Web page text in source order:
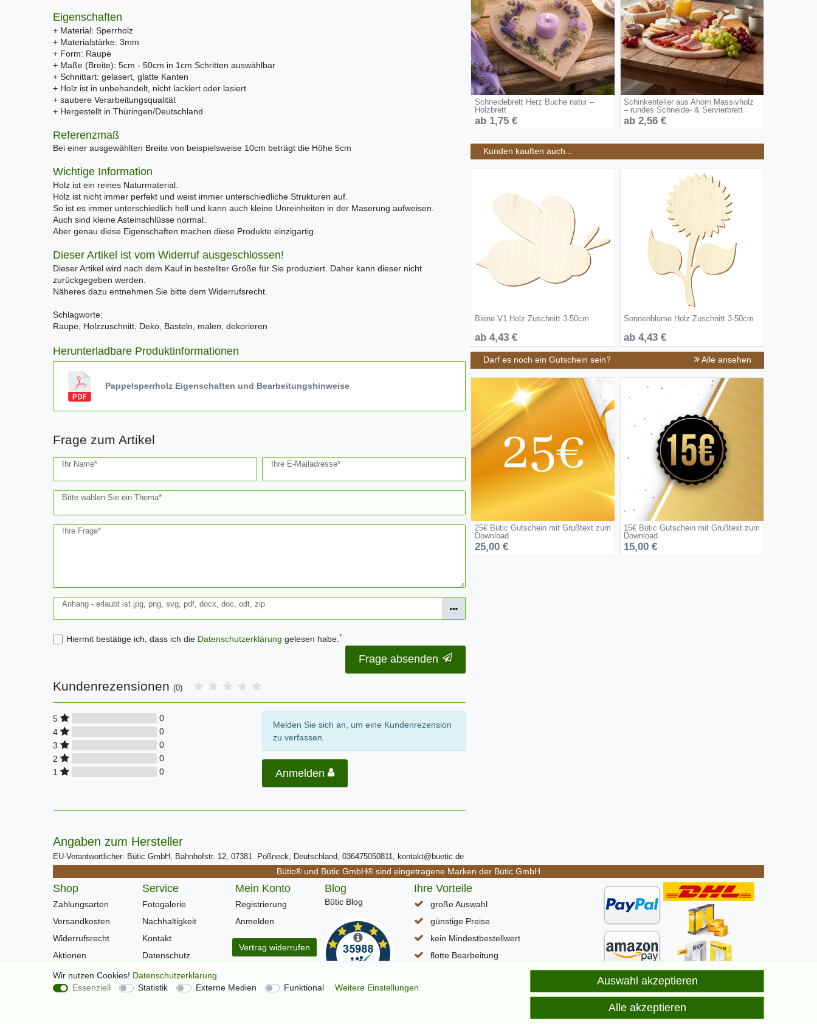
Eigenschaften
+ Material: Sperrholz
+ Materialstärke: 3mm
+ Form: Raupe
+ Maße (Breite): 5cm - 50cm in 1cm Schritten auswählbar
+ Schnittart: gelasert, glatte Kanten
+ Holz ist in unbehandelt, nicht lackiert oder lasiert
+ saubere Verarbeitungsqualität
+ Hergestellt in Thüringen/Deutschland
Referenzmaß
Bei einer ausgewählten Breite von beispielsweise 10cm beträgt die Höhe 5cm
Wichtige Information
Holz ist ein reines Naturmaterial.
Holz ist nicht immer perfekt und weist immer unterschiedliche Strukturen auf.
So ist es immer unterschiedlich hell und kann auch kleine Unreinheiten in der Maserung aufweisen.
Auch sind kleine Asteinschlüsse normal.
Aber genau diese Eigenschaften machen diese Produkte einzigartig.
Dieser Artikel ist vom Widerruf ausgeschlossen!
Dieser Artikel wird nach dem Kauf in bestellter Größe für Sie produziert. Daher kann dieser nicht
zurückgegeben werden.
Näheres dazu entnehmen Sie bitte dem Widerrufsrecht.
Schlagworte:
Raupe, Holzzuschnitt, Deko, Basteln, malen, dekorieren
Herunterladbare Produktinformationen
Pappelsperrholz Eigenschaften und Bearbeitungshinweise
Frage zum Artikel
Ihr Name* Ihre E-Mailadresse*
Bitte wählen Sie ein Thema*
Ihre Frage*
Anhang - erlaubt ist jpg, png, svg, pdf, docx, doc, odt, zip
Hiermit bestätige ich, dass ich die Daten­schutz­erklärung gelesen habe. *
Ceres::Template.mailFormHoneypotLabel
Frage absenden
Kundenrezensionen (0)
5
0
4
0
3
0
2
0
1
0
Melden Sie sich an, um eine Kundenrezension
zu verfassen.
Anmelden
Angaben zum Hersteller
EU-Verantwortlicher: Bütic GmbH, Bahnhofstr. 12, 07381 Pößneck, Deutschland, 036475050811, kontakt@buetic.de
Schneidebrett Herz Buche natur –
Holzbrett
ab 1,75 €
Schinkenteller aus Ahorn Massivholz
– rundes Schneide- & Servierbrett
ab 2,56 €
Kunden kauften auch...
Biene V1 Holz Zuschnitt 3-50cm
ab 4,43 €
Sonnenblume Holz Zuschnitt 3-50cm
ab 4,43 €
Darf es noch ein Gutschein sein? Alle ansehen
25€ Bütic Gutschein mit Grußtext zum
Download
25,00 €
15€ Bütic Gutschein mit Grußtext zum
Download
15,00 €
Bütic® und Bütic GmbH® sind eingetragene Marken der Bütic GmbH
Shop
Zahlungsarten
Versandkosten
Widerrufsrecht
Aktionen
Warenkorb
Kasse
Service
Fotogalerie
Nachhaltigkeit
Kontakt
Datenschutz
AGB
Impressum
Mein Konto
Registrierung
Anmelden
Vertrag widerrufen
Blog
Bütic Blog
Ihre Vorteile
große Auswahl
günstige Preise
kein Mindestbestellwert
flotte Bearbeitung
schneller DHL Paketversand
Lieferzeit (D) ca. 1-3 Werktage
Wir nutzen Cookies! Daten­schutz­erklärung
Essenziell
Statistik Externe Medien Funktional Weitere Einstellungen
Alle akzeptieren
Auswahl akzeptieren